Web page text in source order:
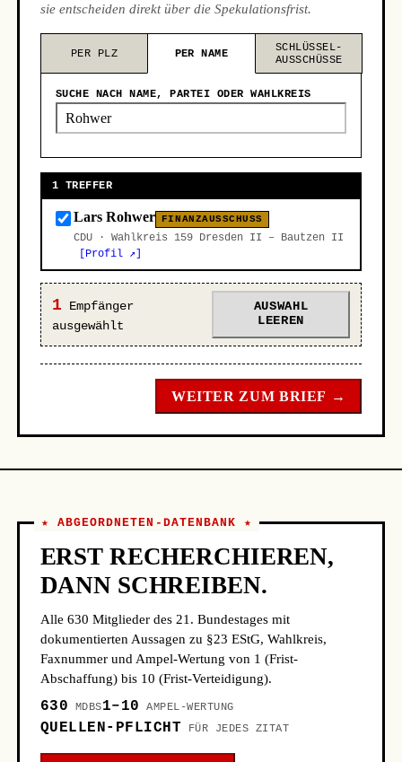
sie entscheiden direkt über die Spekulationsfrist.
PER PLZ PER NAME
SCHLÜSSEL-
AUSSCHÜSSE
SUCHE NACH NAME, PARTEI ODER WAHLKREIS
1 TREFFER
Lars Rohwer FINANZAUSSCHUSS
CDU · Wahlkreis 159 Dresden II – Bautzen II
[Profil ↗]
1 Empfänger
ausgewählt
AUSWAHL
LEEREN
WEITER ZUM BRIEF →
★ ABGEORDNETEN-DATENBANK ★
ERST RECHERCHIEREN,
DANN SCHREIBEN.
Alle 630 Mitglieder des 21. Bundestages mit
dokumentierten Aussagen zu §23 EStG, Wahlkreis,
Faxnummer und Ampel-Wertung von 1 (Frist-
Abschaffung) bis 10 (Frist-Verteidigung).
630 MDBS1–10 AMPEL-WERTUNG
QUELLEN-PFLICHT FÜR JEDES ZITAT